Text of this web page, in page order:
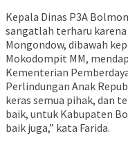
Kepala Dinas P3A
sangatlah terharu
Mongondow, dibawah
Mokodompit MM,
Kementerian
Perlindungan Anak
keras semua pihak, dan
baik, untuk Kabupaten
baik juga,” kata Farida.